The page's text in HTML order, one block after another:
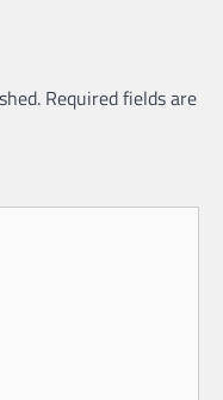
Required fields are